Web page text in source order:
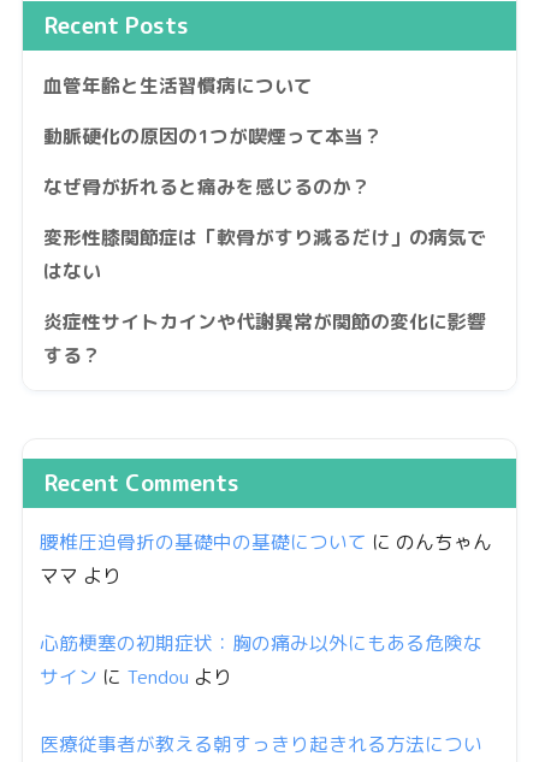
Recent Posts
血管年齢と生活習慣病について
動脈硬化の原因の1つが喫煙って本当？
なぜ骨が折れると痛みを感じるのか？
変形性膝関節症は「軟骨がすり減るだけ」の病気で
はない
炎症性サイトカインや代謝異常が関節の変化に影響
する？
Recent Comments
腰椎圧迫骨折の基礎中の基礎について に のんちゃん
ママ より
心筋梗塞の初期症状：胸の痛み以外にもある危険な
サイン に Tendou より
医療従事者が教える朝すっきり起きれる方法につい